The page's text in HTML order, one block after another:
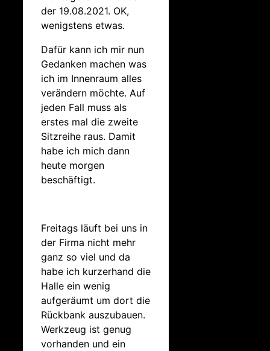
der 19.08.2021. OK,
wenigstens etwas.
Dafür kann ich mir nun
Gedanken machen was
ich im Innenraum alles
verändern möchte. Auf
jeden Fall muss als
erstes mal die zweite
Sitzreihe raus. Damit
habe ich mich dann
heute morgen
beschäftigt.
Freitags läuft bei uns in
der Firma nicht mehr
ganz so viel und da
habe ich kurzerhand die
Halle ein wenig
aufgeräumt um dort die
Rückbank auszubauen.
Werkzeug ist genug
vorhanden und ein